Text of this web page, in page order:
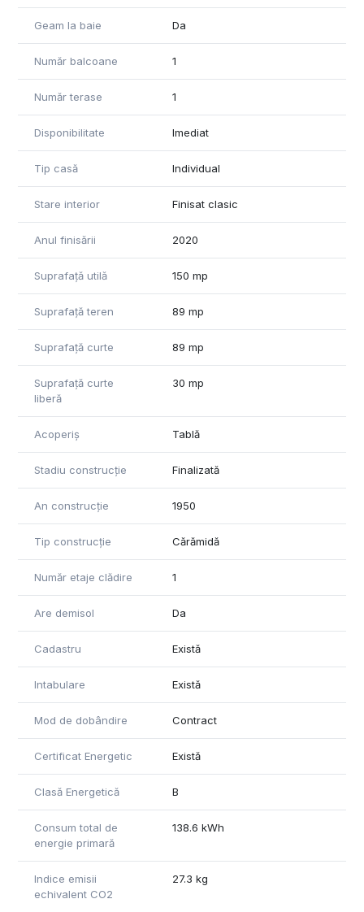
stăm cu drag la dispoziție!
Geam la baie Da
Număr balcoane 1
Număr terase 1
Disponibilitate Imediat
Tip casă Individual
Stare interior Finisat clasic
Anul finisării 2020
Suprafață utilă 150 mp
Suprafață teren 89 mp
Suprafață curte 89 mp
Suprafață curte
liberă
30 mp
Acoperiș Tablă
Stadiu construcție Finalizată
An construcție 1950
Tip construcție Cărămidă
Număr etaje clădire 1
Are demisol Da
Cadastru Există
Intabulare Există
Mod de dobândire Contract
Certificat Energetic Există
Clasă Energetică B
Consum total de
energie primară
138.6 kWh
Indice emisii
echivalent CO2
27.3 kg